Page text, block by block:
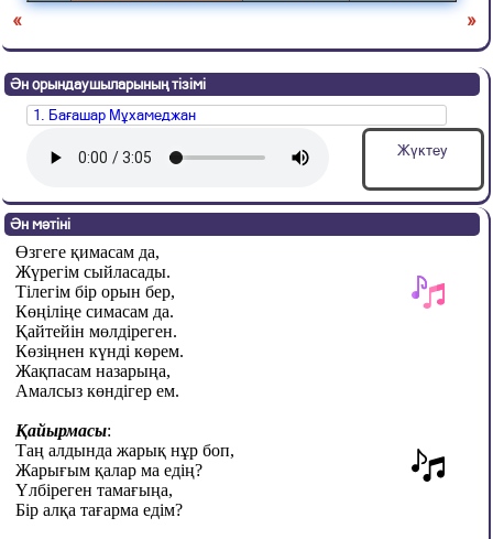
« »
Ән орындаушыларының тізімі
1. Бағашар Мұхамеджан
Жүктеу
Ән мәтіні
Өзгеге қимасам да,
Жүрегім сыйласады.
Тілегім бір орын бер,
Көңіліңе симасам да.
Қайтейін мөлдіреген.
Көзіңнен күнді көрем.
Жақпасам назарыңа,
Амалсыз көндігер ем.
Қайырмасы:
Таң алдында жарық нұр боп,
Жарығым қалар ма едің?
Үлбіреген тамағыңа,
Бір алқа тағарма едім?